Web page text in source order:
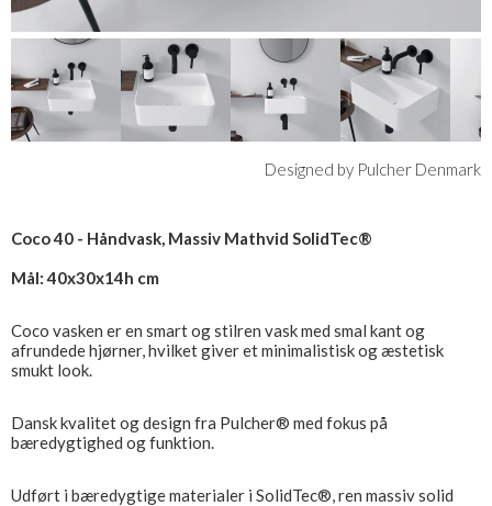
Designed by Pulcher Denmark
Coco 40 - Håndvask, Massiv Mathvid SolidTec®
Mål: 40x30x14h cm
Coco vasken er en smart og stilren vask med smal kant og
afrundede hjørner, hvilket giver et minimalistisk og æstetisk
smukt look.
Dansk kvalitet og design fra Pulcher® med fokus på
bæredygtighed og funktion.
Udført i bæredygtige materialer i SolidTec®, ren massiv solid